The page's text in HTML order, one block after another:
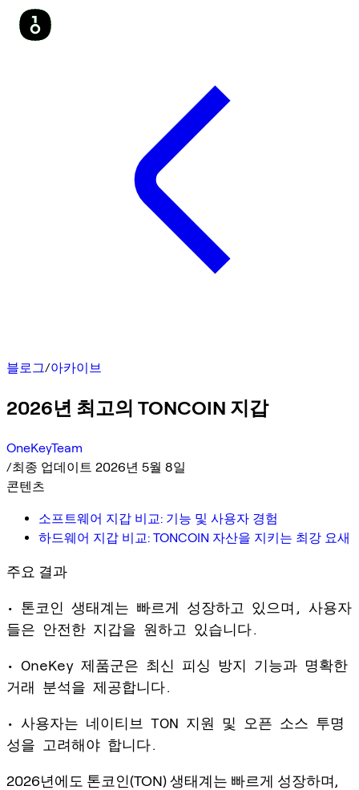
블로그/아카이브
2026년 최고의 TONCOIN 지갑
OneKeyTeam
/최종 업데이트 2026년 5월 8일
콘텐츠
소프트웨어 지갑 비교: 기능 및 사용자 경험
하드웨어 지갑 비교: TONCOIN 자산을 지키는 최강 요새
주요 결과
• 톤코인 생태계는 빠르게 성장하고 있으며, 사용자
들은 안전한 지갑을 원하고 있습니다.
• OneKey 제품군은 최신 피싱 방지 기능과 명확한
거래 분석을 제공합니다.
• 사용자는 네이티브 TON 지원 및 오픈 소스 투명
성을 고려해야 합니다.
2026년에도 톤코인(TON) 생태계는 빠르게 성장하며,